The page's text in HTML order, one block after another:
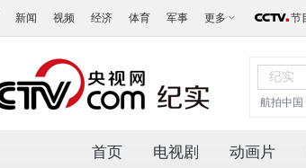
新闻 视频 经济 体育 军事 更多 节
航拍中国
首页 电视剧 动画片